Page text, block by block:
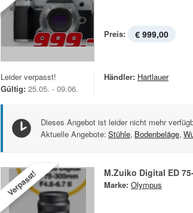
Preis: € 999,00
Leider verpasst!
Gültig: 25.05. - 09.06.
Händler: Hartlauer
Dieses Angebot ist leider nicht mehr
Aktuelle Angebote: Stühle, Bodenbeläge,
Verpasst! M.Zuiko Digital ED
Marke: Olympus